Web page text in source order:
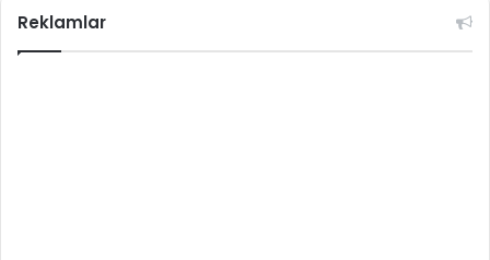
Reklamlar